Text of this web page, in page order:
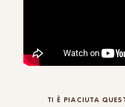
TI È PIACIUTA